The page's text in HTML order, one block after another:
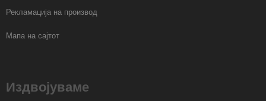
Рекламација на производ
Мапа на сајтот
Издвојуваме